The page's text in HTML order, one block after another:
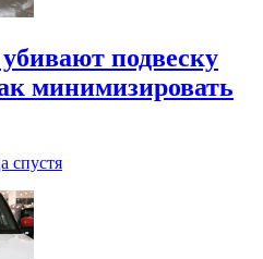
подвеску
минимизировать
спустя